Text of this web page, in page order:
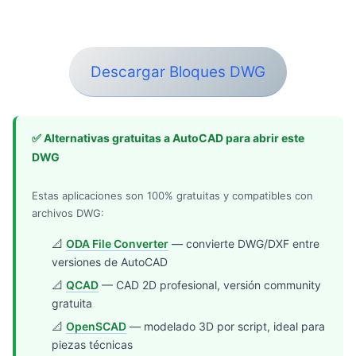
Descargar Bloques DWG
✅ Alternativas gratuitas a AutoCAD para abrir este
DWG
Estas aplicaciones son 100% gratuitas y compatibles con
archivos DWG:
📐ODA File Converter — convierte DWG/DXF entre
versiones de AutoCAD
📐QCAD — CAD 2D profesional, versión community
gratuita
📐OpenSCAD — modelado 3D por script, ideal para
piezas técnicas